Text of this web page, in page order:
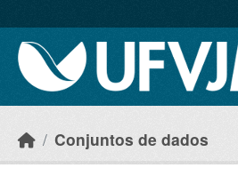
Conjuntos de dados